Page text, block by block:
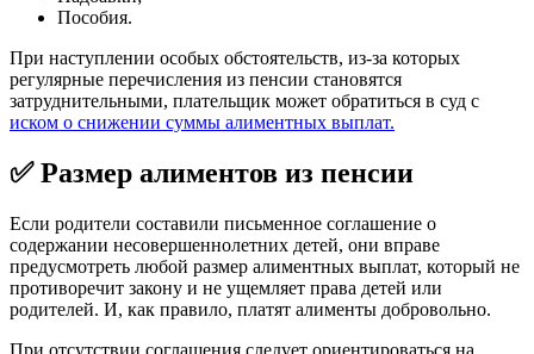
Пособия.
При наступлении особых обстоятельств, из-за которых
регулярные перечисления из пенсии становятся
затруднительными, плательщик может обратиться в суд с
иском о снижении суммы алиментных выплат.
✅ Размер алиментов из пенсии
Если родители составили письменное соглашение о
содержании несовершеннолетних детей, они вправе
предусмотреть любой размер алиментных выплат, который не
противоречит закону и не ущемляет права детей или
родителей. И, как правило, платят алименты добровольно.